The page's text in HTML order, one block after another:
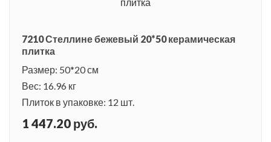
7210 Стеллине бежевый 20*50 керамическая
плитка
Размер: 50*20 см
Вес: 16.96 кг
Плиток в упаковке: 12 шт.
1 447.20 руб.